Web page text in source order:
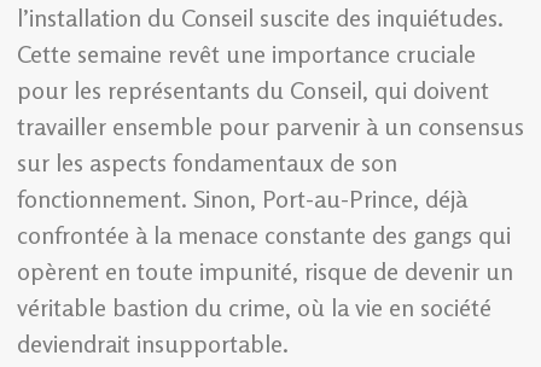
l’installation du Conseil suscite des inquiétudes.
Cette semaine revêt une importance cruciale
pour les représentants du Conseil, qui doivent
travailler ensemble pour parvenir à un consensus
sur les aspects fondamentaux de son
fonctionnement. Sinon, Port-au-Prince, déjà
confrontée à la menace constante des gangs qui
opèrent en toute impunité, risque de devenir un
véritable bastion du crime, où la vie en société
deviendrait insupportable.